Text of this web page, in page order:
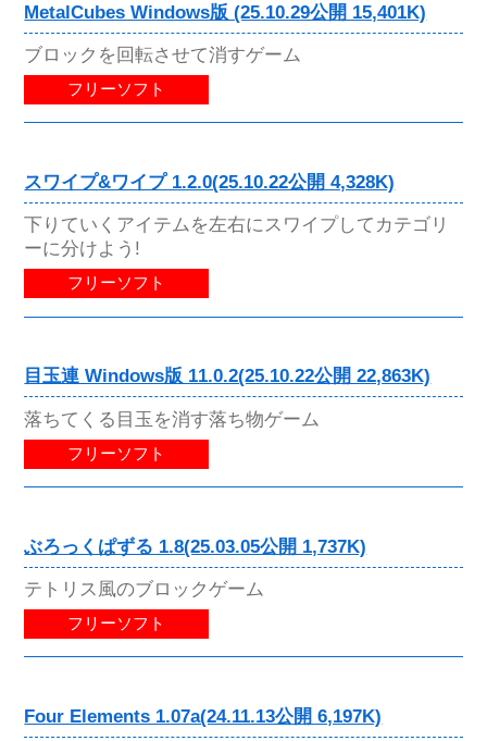
MetalCubes Windows版 (25.10.29公開 15,401K)
ブロックを回転させて消すゲーム
フリーソフト
スワイプ&ワイプ 1.2.0(25.10.22公開 4,328K)
下りていくアイテムを左右にスワイプしてカテゴリ
ーに分けよう!
フリーソフト
目玉連 Windows版 11.0.2(25.10.22公開 22,863K)
落ちてくる目玉を消す落ち物ゲーム
フリーソフト
ぶろっくぱずる 1.8(25.03.05公開 1,737K)
テトリス風のブロックゲーム
フリーソフト
Four Elements 1.07a(24.11.13公開 6,197K)